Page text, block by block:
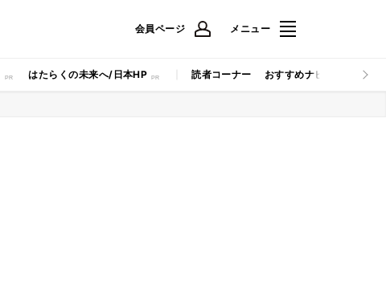
会員ページ メニュー
はたらくの未来へ/日本HP 読者コーナー おすすめナビ マイナビ